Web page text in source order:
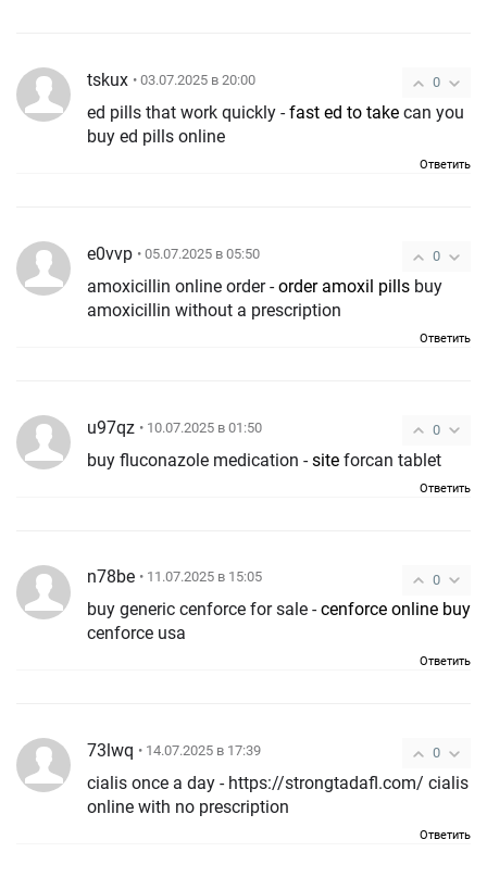
0
tskux • 03.07.2025 в 20:00
ed pills that work quickly -fast ed to take can you
buy ed pills online
Ответить
0
e0vvp • 05.07.2025 в 05:50
amoxicillin online order -order amoxil pills buy
amoxicillin without a prescription
Ответить
0
u97qz • 10.07.2025 в 01:50
buy fluconazole medication -site forcan tablet
Ответить
0
n78be • 11.07.2025 в 15:05
buy generic cenforce for sale -cenforce online buy
cenforce usa
Ответить
0
73lwq • 14.07.2025 в 17:39
cialis once a day - https://strongtadafl.com/ cialis
online with no prescription
Ответить